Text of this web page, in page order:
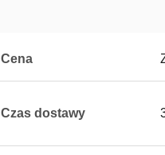
Cena
Czas dostawy